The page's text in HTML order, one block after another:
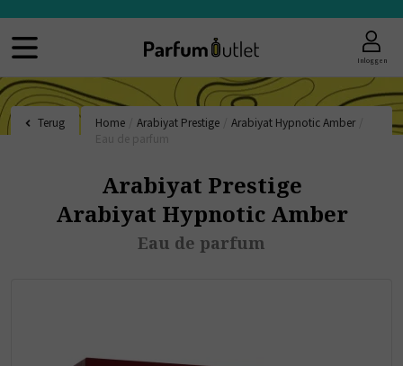
Inloggen
Terug Home Arabiyat Prestige Arabiyat Hypnotic Amber
Arabiyat Prestige
Arabiyat Hypnotic Amber
Eau de parfum